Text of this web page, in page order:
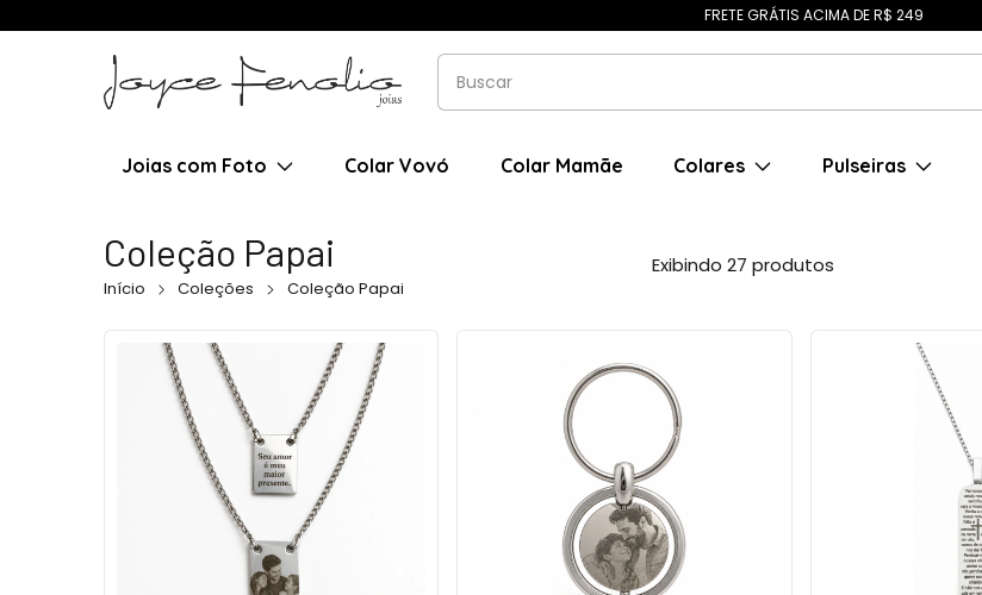
FRETE GRÁTIS ACIMA DE R$ 249
Joias com Foto Colar Vovó Colar Mamãe Colares Pulseiras
Coleção Papai
Início Coleções Coleção Papai
Exibindo 27 produtos